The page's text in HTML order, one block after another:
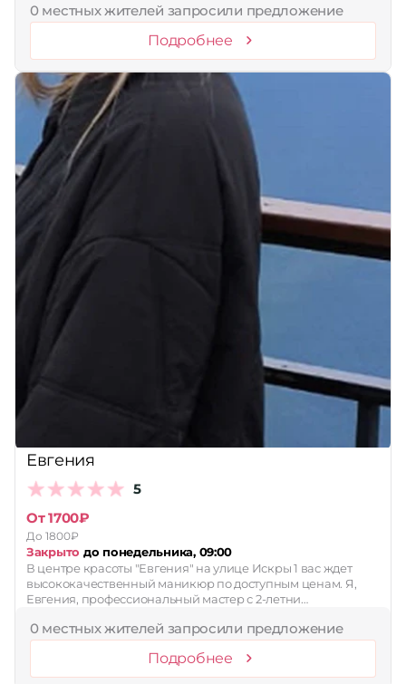
0 местных жителей запросили предложение
Подробнее
Евгения
5
От 1700₽
До 1800₽
Закрыто до понедельника, 09:00
В центре красоты "Евгения" на улице Искры 1 вас ждет
высококачественный маникюр по доступным ценам. Я,
Евгения, профессиональный мастер с 2-летни…
0 местных жителей запросили предложение
Подробнее